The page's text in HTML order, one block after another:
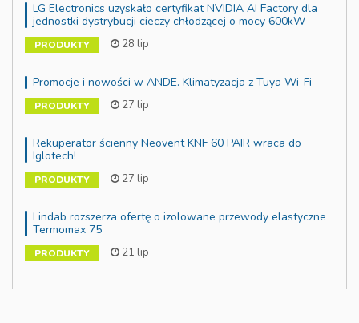
LG Electronics uzyskało certyfikat NVIDIA AI Factory dla
jednostki dystrybucji cieczy chłodzącej o mocy 600kW
PRODUKTY 28 lip
Promocje i nowości w ANDE. Klimatyzacja z Tuya Wi-Fi
PRODUKTY 27 lip
Rekuperator ścienny Neovent KNF 60 PAIR wraca do
Iglotech!
PRODUKTY 27 lip
Lindab rozszerza ofertę o izolowane przewody elastyczne
Termomax 75
PRODUKTY 21 lip